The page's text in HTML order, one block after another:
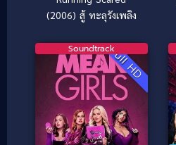
(2006) สู้ ทะลุรังเพลิง
Full HD
Soundtrack